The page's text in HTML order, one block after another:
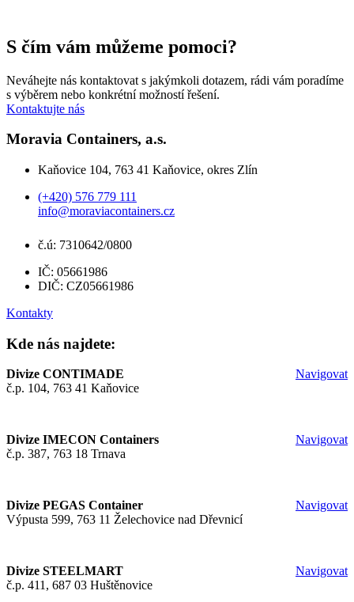
S čím vám můžeme pomoci?
Neváhejte nás kontaktovat s jakýmkoli dotazem, rádi vám poradíme
s výběrem nebo konkrétní možností řešení.
Kontaktujte nás
Moravia Containers, a.s.
Kaňovice 104, 763 41 Kaňovice, okres Zlín
(+420) 576 779 111
info@moraviacontainers.cz
č.ú: 7310642/0800
IČ: 05661986
DIČ: CZ05661986
Kontakty
Kde nás najdete:
Navigovat
Divize CONTIMADE
č.p. 104, 763 41 Kaňovice
Navigovat
Divize IMECON Containers
č.p. 387, 763 18 Trnava
Navigovat
Divize PEGAS Container
Výpusta 599, 763 11 Želechovice nad Dřevnicí
Navigovat
Divize STEELMART
č.p. 411, 687 03 Huštěnovice